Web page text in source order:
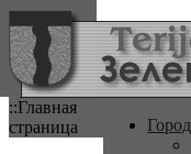
::Главная
страница
Город